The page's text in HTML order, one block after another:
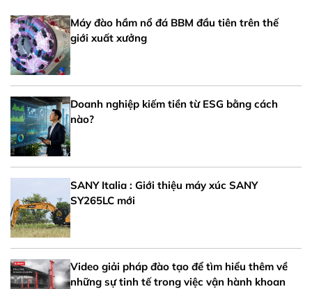
Máy đào hầm nổ đá BBM đầu tiên trên thế
giới xuất xưởng
Doanh nghiệp kiếm tiền từ ESG bằng cách
nào?
SANY Italia : Giới thiệu máy xúc SANY
SY265LC mới
Video giải pháp đào tạo để tìm hiểu thêm về
những sự tinh tế trong việc vận hành khoan